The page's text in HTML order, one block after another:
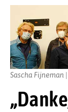
Sascha Fijneman